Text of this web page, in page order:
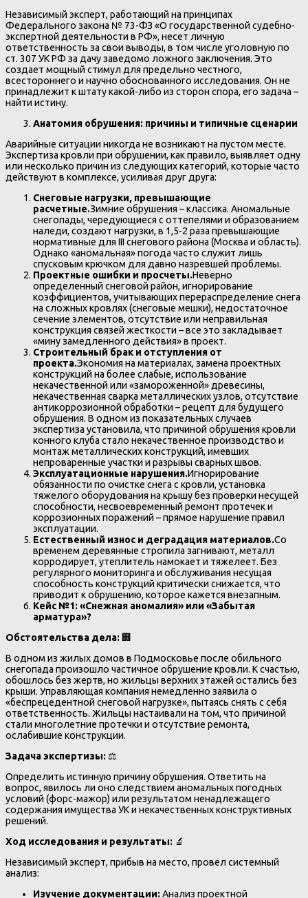
Независимый эксперт, работающий на принципах
Федерального закона № 73-ФЗ «О государственной судебно-
экспертной деятельности в РФ», несет личную
ответственность за свои выводы, в том числе уголовную по
ст. 307 УК РФ за дачу заведомо ложного заключения. Это
создает мощный стимул для предельно честного,
всестороннего и научно обоснованного исследования. Он не
принадлежит к штату какой-либо из сторон спора, его задача –
найти истину.
Анатомия обрушения: причины и типичные сценарии
Аварийные ситуации никогда не возникают на пустом месте.
Экспертиза кровли при обрушении, как правило, выявляет одну
или несколько причин из следующих категорий, которые часто
действуют в комплексе, усиливая друг друга:
Снеговые нагрузки, превышающие
расчетные.Зимние обрушения – классика. Аномальные
снегопады, чередующиеся с оттепелями и образованием
наледи, создают нагрузки, в 1,5-2 раза превышающие
нормативные для III снегового района (Москва и область).
Однако «аномальная» погода часто служит лишь
спусковым крючком для давно назревшей проблемы.
Проектные ошибки и просчеты.Неверно
определенный снеговой район, игнорирование
коэффициентов, учитывающих перераспределение снега
на сложных кровлях (снеговые мешки), недостаточное
сечение элементов, отсутствие или неправильная
конструкция связей жесткости – все это закладывает
«мину замедленного действия» в проект.
Строительный брак и отступления от
проекта.Экономия на материалах, замена проектных
конструкций на более слабые, использование
некачественной или «замороженной» древесины,
некачественная сварка металлических узлов, отсутствие
антикоррозионной обработки – рецепт для будущего
обрушения. В одном из показательных случаев
экспертиза установила, что причиной обрушения кровли
конного клуба стало некачественное производство и
монтаж металлических конструкций, имевших
непроваренные участки и разрывы сварных швов.
Эксплуатационные нарушения.Игнорирование
обязанности по очистке снега с кровли, установка
тяжелого оборудования на крышу без проверки несущей
способности, несвоевременный ремонт протечек и
коррозионных поражений – прямое нарушение правил
эксплуатации.
Естественный износ и деградация материалов.Со
временем деревянные стропила загнивают, металл
корродирует, утеплитель намокает и тяжелеет. Без
регулярного мониторинга и обслуживания несущая
способность конструкций критически снижается, что
приводит к обрушению, которое кажется внезапным.
Кейс №1: «Снежная аномалия» или «Забытая
арматура»?
Обстоятельства дела: 🏢
В одном из жилых домов в Подмосковье после обильного
снегопада произошло частичное обрушение кровли. К счастью,
обошлось без жертв, но жильцы верхних этажей остались без
крыши. Управляющая компания немедленно заявила о
«беспрецедентной снеговой нагрузке», пытаясь снять с себя
ответственность. Жильцы настаивали на том, что причиной
стали многолетние протечки и отсутствие ремонта,
ослабившие конструкции.
Задача экспертизы:⚖️
Определить истинную причину обрушения. Ответить на
вопрос, явилось ли оно следствием аномальных погодных
условий (форс-мажор) или результатом ненадлежащего
содержания имущества УК и некачественных конструктивных
решений.
Ход исследования и результаты: 🔬
Независимый эксперт, прибыв на место, провел системный
анализ:
Изучение документации:Анализ проектной